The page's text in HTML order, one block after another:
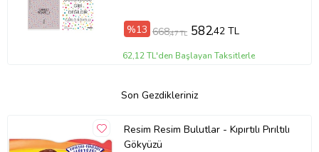
%13 668,47 TL 582,42 TL
62,12 TL'den Başlayan Taksitlerle
Son Gezdikleriniz
Resim Resim Bulutlar - Kıpırtılı Pırıltılı
Gökyüzü